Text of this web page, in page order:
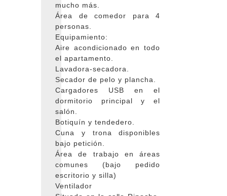
mucho más.
Área de comedor para 4
personas.
Equipamiento:
Aire acondicionado en todo
el apartamento.
Lavadora-secadora.
Secador de pelo y plancha.
Cargadores USB en el
dormitorio principal y el
salón.
Botiquín y tendedero.
Cuna y trona disponibles
bajo petición.
Área de trabajo en áreas
comunes (bajo pedido
escritorio y silla)
Ventilador